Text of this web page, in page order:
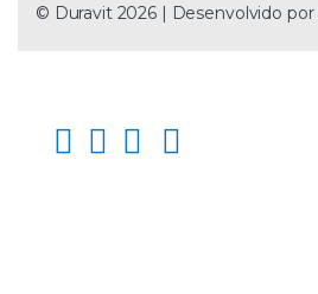
© Duravit 2026 | Desenvolvido por